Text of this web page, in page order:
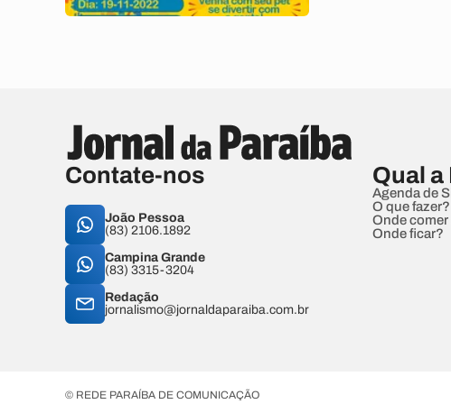
Contate-nos
João Pessoa
(83) 2106.1892
Campina Grande
(83) 3315-3204
Redação
jornalismo@jornaldaparaiba.com.br
Qual a
Agenda de
O que fazer?
Onde comer
Onde ficar?
© REDE PARAÍBA DE COMUNICAÇÃO